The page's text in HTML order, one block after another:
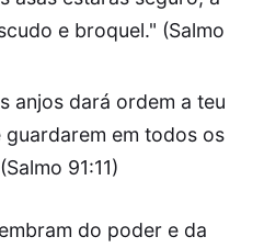
e broquel." (Salmo
anjos dará ordem a teu
em todos os
91:11)
do poder e da